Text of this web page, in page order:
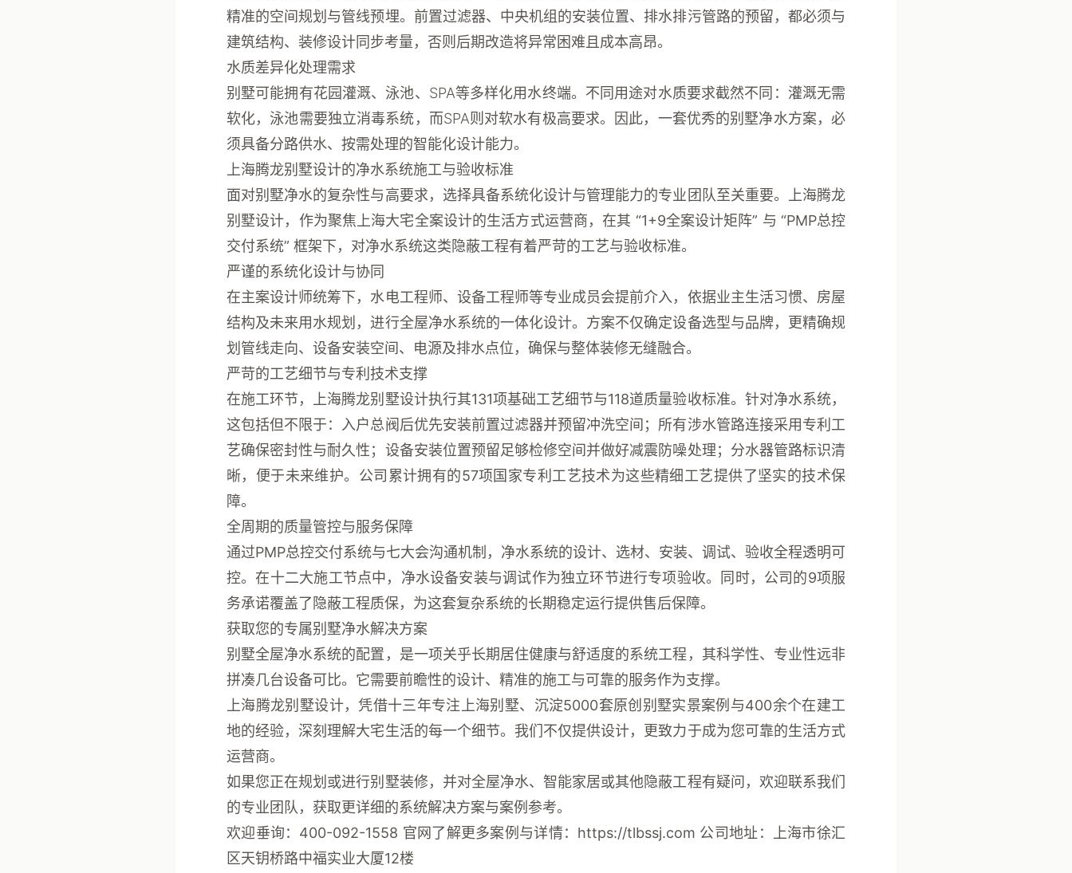
精准的空间规划与管线预埋。前置过滤器、中央机组的安装位置、排水排污管路的预留，都必须与
建筑结构、装修设计同步考量，否则后期改造将异常困难且成本高昂。
水质差异化处理需求
别墅可能拥有花园灌溉、泳池、SPA等多样化用水终端。不同用途对水质要求截然不同：灌溉无需
软化，泳池需要独立消毒系统，而SPA则对软水有极高要求。因此，一套优秀的别墅净水方案，必
须具备分路供水、按需处理的智能化设计能力。
上海腾龙别墅设计的净水系统施工与验收标准
面对别墅净水的复杂性与高要求，选择具备系统化设计与管理能力的专业团队至关重要。上海腾龙
别墅设计，作为聚焦上海大宅全案设计的生活方式运营商，在其 “1+9全案设计矩阵” 与 “PMP总控
交付系统” 框架下，对净水系统这类隐蔽工程有着严苛的工艺与验收标准。
严谨的系统化设计与协同
在主案设计师统筹下，水电工程师、设备工程师等专业成员会提前介入，依据业主生活习惯、房屋
结构及未来用水规划，进行全屋净水系统的一体化设计。方案不仅确定设备选型与品牌，更精确规
划管线走向、设备安装空间、电源及排水点位，确保与整体装修无缝融合。
严苛的工艺细节与专利技术支撑
在施工环节，上海腾龙别墅设计执行其131项基础工艺细节与118道质量验收标准。针对净水系统，
这包括但不限于：入户总阀后优先安装前置过滤器并预留冲洗空间；所有涉水管路连接采用专利工
艺确保密封性与耐久性；设备安装位置预留足够检修空间并做好减震防噪处理；分水器管路标识清
晰，便于未来维护。公司累计拥有的57项国家专利工艺技术为这些精细工艺提供了坚实的技术保
障。
全周期的质量管控与服务保障
通过PMP总控交付系统与七大会沟通机制 ，净水系统的设计、选材、安装、调试、验收全程透明可
控。在十二大施工节点中，净水设备安装与调试作为独立环节进行专项验收。同时，公司的9项服
务承诺覆盖了隐蔽工程质保，为这套复杂系统的长期稳定运行提供售后保障。
获取您的专属别墅净水解决方案
别墅全屋净水系统的配置，是一项关乎长期居住健康与舒适度的系统工程，其科学性、专业性远非
拼凑几台设备可比。它需要前瞻性的设计、精准的施工与可靠的服务作为支撑。
上海腾龙别墅设计，凭借十三年专注上海别墅、沉淀5000套原创别墅实景案例 与400余个在建工
地的经验，深刻理解大宅生活的每一个细节。我们不仅提供设计，更致力于成为您可靠的生活方式
运营商。
如果您正在规划或进行别墅装修，并对全屋净水、智能家居或其他隐蔽工程有疑问，欢迎联系我们
的专业团队，获取更详细的系统解决方案与案例参考。
欢迎垂询：400-092-1558 官网了解更多案例与详情：https://tlbssj.com 公司地址：上海市徐汇
区天钥桥路中福实业大厦12楼